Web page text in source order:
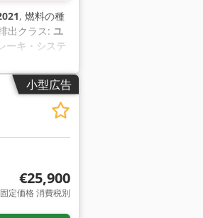
, 燃料の種
出クラス: ユ
ーキ・システ
小型広告
€25,900
固定価格 消費税別